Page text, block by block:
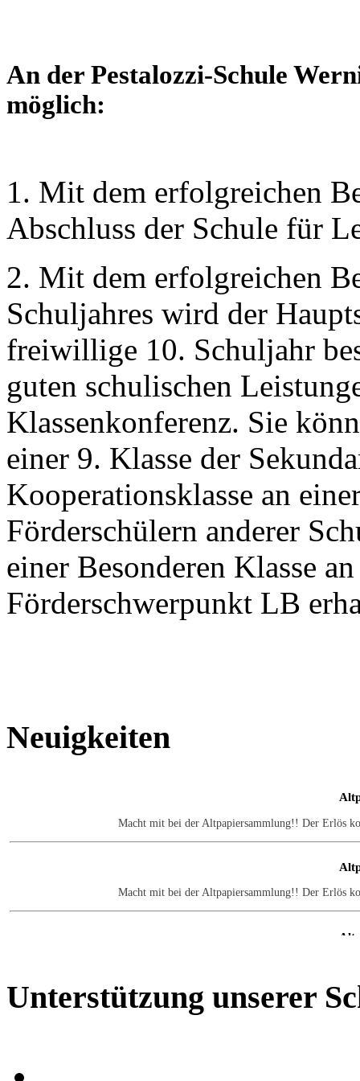
An der Pestalozzi-Schule
möglich:
1. Mit dem erfolgreichen
Abschluss der Schule für
2. Mit dem erfolgreichen
Schuljahres wird der
freiwillige 10. Schuljahr
guten schulischen
Klassenkonferenz. Sie
einer 9. Klasse der
Kooperationsklasse an
Förderschülern anderer
einer Besonderen Klasse
Förderschwerpunkt LB
Neuigkeiten
Macht mit bei der Altpapiersammlung!! Der Erlös
Macht mit bei der Altpapiersammlung!! Der Erlös
Unterstützung unserer